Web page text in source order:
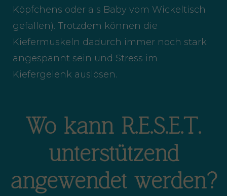
Köpfchens oder als Baby vom Wickeltisch
gefallen). Trotzdem können die
Kiefermuskeln dadurch immer noch stark
angespannt sein und Stress im
Kiefergelenk auslösen.
Wo kann R.E.S.E.T.
unterstützend
angewendet werden?